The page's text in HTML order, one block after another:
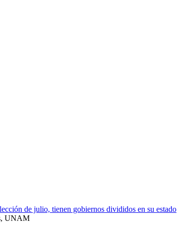
de julio, tienen gobiernos divididos en su estado
UNAM